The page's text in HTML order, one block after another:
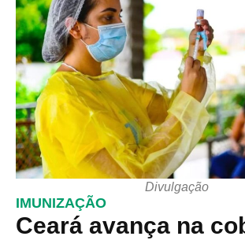
Divulgação
IMUNIZAÇÃO
Ceará avança na